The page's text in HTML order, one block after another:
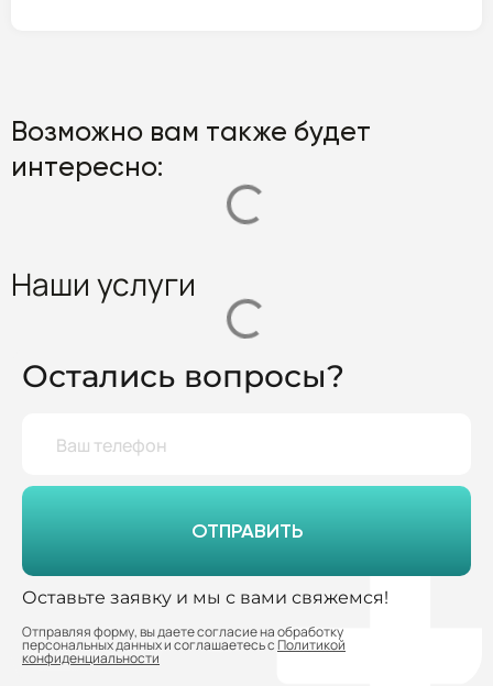
Возможно вам также будет
интересно:
Наши услуги
Остались вопросы?
ОТПРАВИТЬ
Оставьте заявку и мы с вами свяжемся!
Отправляя форму, вы даете согласие на обработку
персональных данных и соглашаетесь сПолитикой
конфиденциальности